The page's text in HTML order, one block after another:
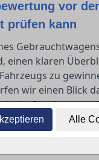
Alle
vor
prüfen kann
einen klaren
zu
wir einen Blick
beim Rundgang
zudem, wann es
Gutachter